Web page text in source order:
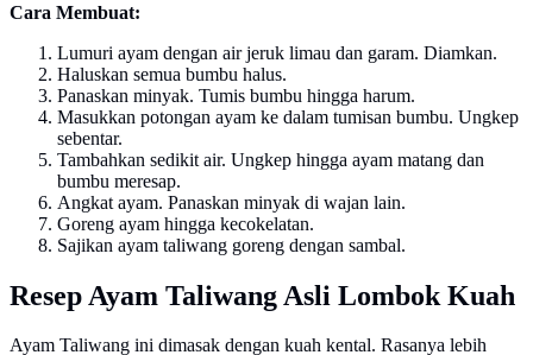
Cara Membuat:
Lumuri ayam dengan air jeruk limau dan garam. Diamkan.
Haluskan semua bumbu halus.
Panaskan minyak. Tumis bumbu hingga harum.
Masukkan potongan ayam ke dalam tumisan bumbu. Ungkep
sebentar.
Tambahkan sedikit air. Ungkep hingga ayam matang dan
bumbu meresap.
Angkat ayam. Panaskan minyak di wajan lain.
Goreng ayam hingga kecokelatan.
Sajikan ayam taliwang goreng dengan sambal.
Resep Ayam Taliwang Asli Lombok Kuah
Ayam Taliwang ini dimasak dengan kuah kental. Rasanya lebih